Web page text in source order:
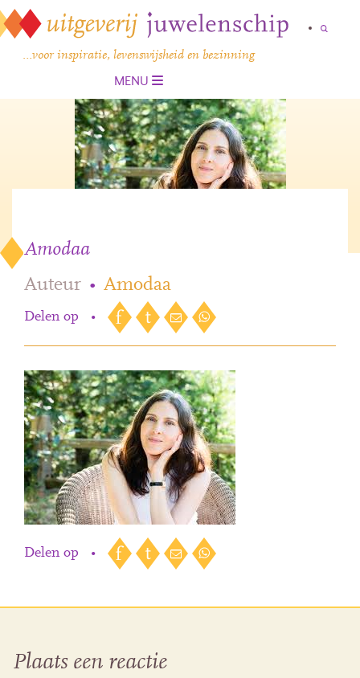
…voor inspiratie, levenswijsheid en bezinning
MENU
Amodaa
Auteur • Amodaa
Delen op •
Delen op •
Plaats een reactie